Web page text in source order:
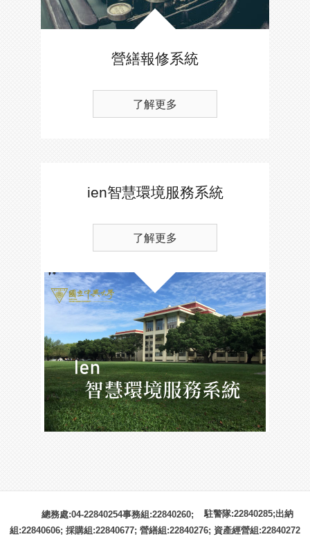
營繕報修系統
了解更多
ien智慧環境服務系統
了解更多
總務處:04-22840254事務組:22840260;
駐警隊:22840285;出納
組:22840606; 採購組:22840677; 營繕組:22840276; 資產經營組:22840272